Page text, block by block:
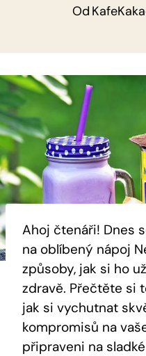
Od
Ahoj čtenáři! Dnes
na oblíbený nápoj
způsoby, jak si ho
zdravě. Přečtěte si
jak si vychutnat
kompromisů na
připraveni na